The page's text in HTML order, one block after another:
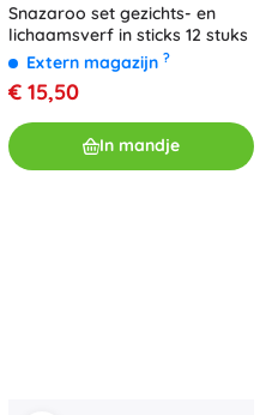
Snazaroo set gezichts- en
lichaamsverf in sticks 12 stuks
Extern magazijn ?
€ 15,50
In mandje